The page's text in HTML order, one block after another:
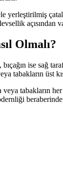
yerleştirilmiş
açısından
Olmalı?
ise sağ
tabakların üst
veya